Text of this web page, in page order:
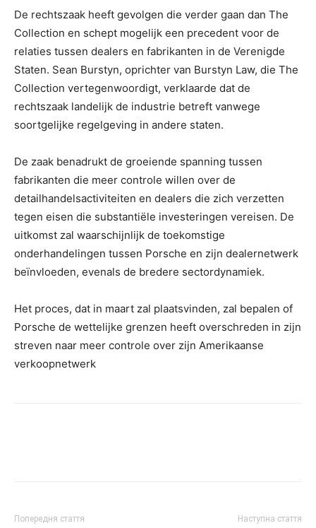
De rechtszaak heeft gevolgen die verder gaan dan The
Collection en schept mogelijk een precedent voor de
relaties tussen dealers en fabrikanten in de Verenigde
Staten. Sean Burstyn, oprichter van Burstyn Law, die The
Collection vertegenwoordigt, verklaarde dat de
rechtszaak landelijk de industrie betreft vanwege
soortgelijke regelgeving in andere staten.
De zaak benadrukt de groeiende spanning tussen
fabrikanten die meer controle willen over de
detailhandelsactiviteiten en dealers die zich verzetten
tegen eisen die substantiële investeringen vereisen. De
uitkomst zal waarschijnlijk de toekomstige
onderhandelingen tussen Porsche en zijn dealernetwerk
beïnvloeden, evenals de bredere sectordynamiek.
Het proces, dat in maart zal plaatsvinden, zal bepalen of
Porsche de wettelijke grenzen heeft overschreden in zijn
streven naar meer controle over zijn Amerikaanse
verkoopnetwerk
Попередня стаття Наступна стаття